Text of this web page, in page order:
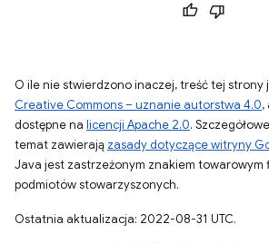
O ile nie stwierdzono inaczej, treść tej strony
Creative Commons – uznanie autorstwa 4.0,
dostępne na licencji Apache 2.0.
temat zawierają zasady dotyczące witryny
Java jest zastrzeżonym znakiem towarowym
podmiotów stowarzyszonych.
Ostatnia aktualizacja: 2022-08-31 UTC.